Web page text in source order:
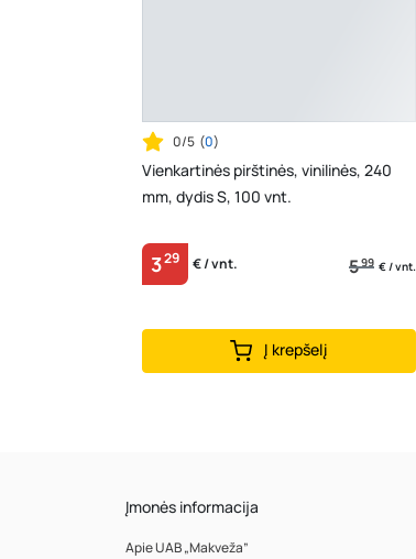
0/5 (0)
Vienkartinės pirštinės, vinilinės, 240
mm, dydis S, 100 vnt.
329 € / vnt. 599 € / vnt.
Į krepšelį
Įmonės informacija
Apie UAB „Makveža”